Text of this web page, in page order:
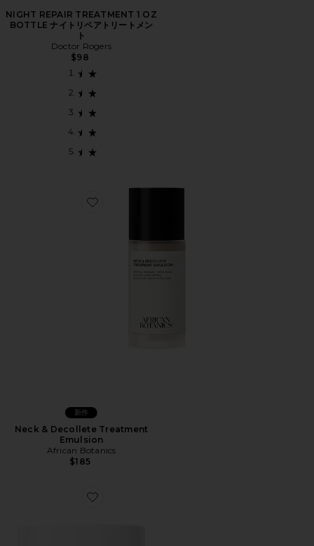
NIGHT REPAIR TREATMENT 1 OZ
BOTTLE ナイトリペアトリートメン
ト
Doctor Rogers
$98
Favorite Neck & Decollete Treatment Emulsion
新作
Neck & Decollete Treatment
Emulsion
African Botanics
$185
Favorite SUPER ANTI-AGING NECK & DECOLLETE